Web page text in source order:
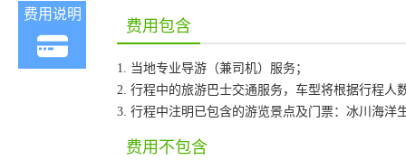
费用说明
费用包含
1. 当地专业导游（兼司机）服务；
2. 行程中的旅游巴士交通服务，车型将根据行程人
3. 行程中注明已包含的游览景点及门票：冰川海洋
费用不包含